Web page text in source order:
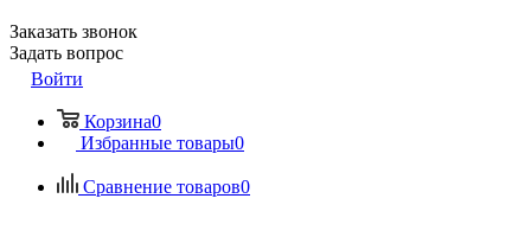
Заказать звонок
Задать вопрос
Войти
Корзина0
Избранные товары0
Сравнение товаров0